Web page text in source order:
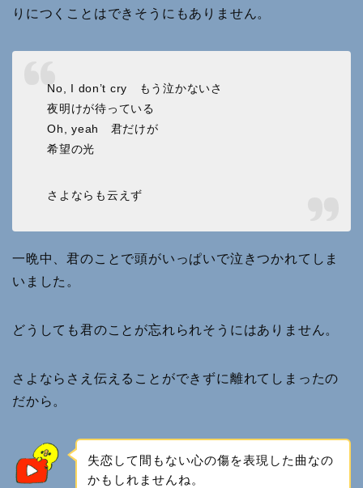
りにつくことはできそうにもありません。
No, I don’t cry もう泣かないさ
夜明けが待っている
Oh, yeah 君だけが
希望の光
さよならも云えず
一晩中、君のことで頭がいっぱいで泣きつかれてしま
いました。
どうしても君のことが忘れられそうにはありません。
さよならさえ伝えることができずに離れてしまったの
だから。
失恋して間もない心の傷を表現した曲なの
かもしれませんね。